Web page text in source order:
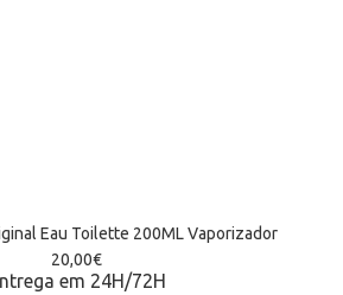
Eau Toilette 200ML Vaporizador
20,00€
em 24H/72H